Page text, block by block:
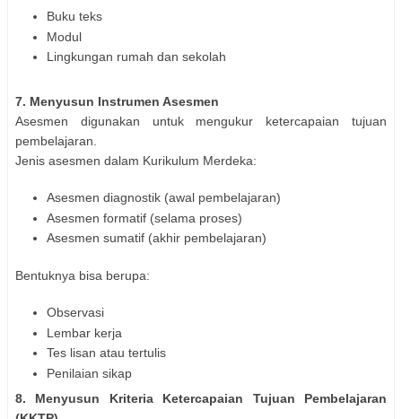
Buku teks
Modul
Lingkungan rumah dan sekolah
7. Menyusun Instrumen Asesmen
Asesmen digunakan untuk mengukur ketercapaian tujuan
pembelajaran.
Jenis asesmen dalam Kurikulum Merdeka:
Asesmen diagnostik (awal pembelajaran)
Asesmen formatif (selama proses)
Asesmen sumatif (akhir pembelajaran)
Bentuknya bisa berupa:
Observasi
Lembar kerja
Tes lisan atau tertulis
Penilaian sikap
8. Menyusun Kriteria Ketercapaian Tujuan Pembelajaran